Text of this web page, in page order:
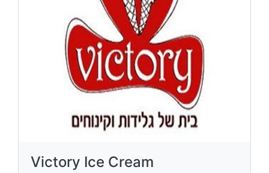
Victory Ice Cream